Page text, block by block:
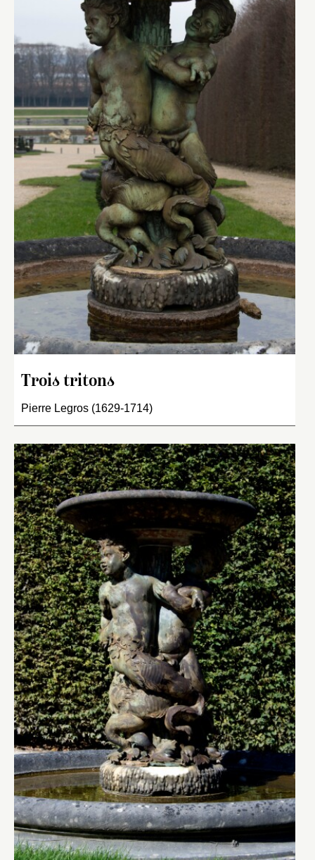
Trois tritons
Pierre Legros (1629-1714)